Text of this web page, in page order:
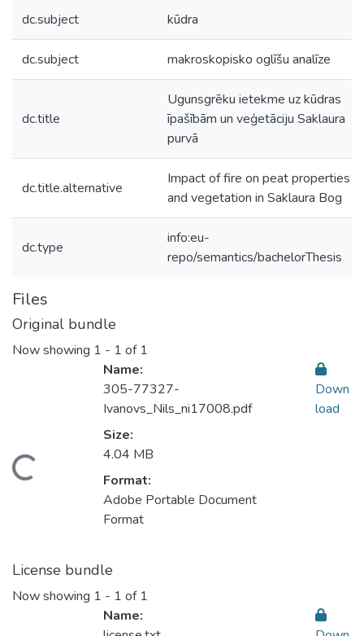
dc.subject kūdra
dc.subject makroskopisko oglīšu analīze
dc.title
Ugunsgrēku ietekme uz kūdras
īpašībām un veģetāciju Saklaura
purvā
dc.title.alternative
Impact of fire on peat properties
and vegetation in Saklaura Bog
dc.type
info:eu-
repo/semantics/bachelorThesis
Files
Original bundle
Now showing 1 - 1 of 1
Name:
305-77327-
Ivanovs_Nils_ni17008.pdf
Size:
4.04 MB
Format:
Adobe Portable Document
Format
Down
load
License bundle
Now showing 1 - 1 of 1
Name: